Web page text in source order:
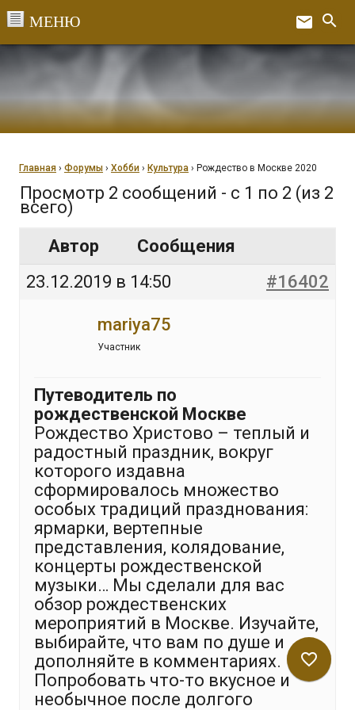
email search
Главная › Форумы › Хобби › Культура › Рождество в Москве 2020
Просмотр 2 сообщений - с 1 по 2 (из 2
всего)
Автор
Сообщения
23.12.2019 в 14:50
#16402
mariya75
Участник
Путеводитель по
рождественской Москве
Рождество Христово – теплый и
радостный праздник, вокруг
которого издавна
сформировалось множество
особых традиций празднования:
ярмарки, вертепные
представления, колядование,
концерты рождественской
музыки… Мы сделали для вас
обзор рождественских
мероприятий в Москве. Изучайте,
выбирайте, что вам по душе и
дополняйте в комментариях.
Попробовать что-то вкусное и
необычное после долгого
favorite_border